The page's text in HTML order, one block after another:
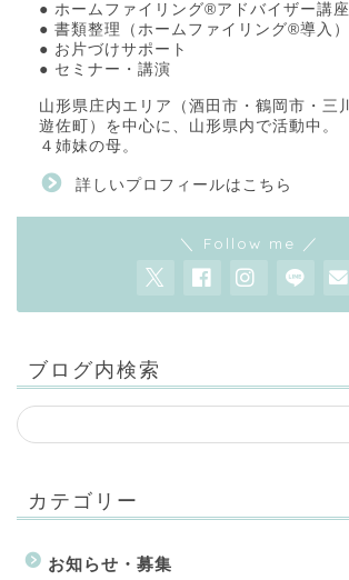
● ホームファイリング®アドバイザー講
● 書類整理（ホームファイリング®導入
● お片づけサポート
● セミナー・講演
山形県庄内エリア（酒田市・鶴岡市・三
遊佐町）を中心に、山形県内で活動中。
４姉妹の母。
詳しいプロフィールはこちら
＼ Follow me ／
ブログ内検索
カテゴリー
お知らせ・募集